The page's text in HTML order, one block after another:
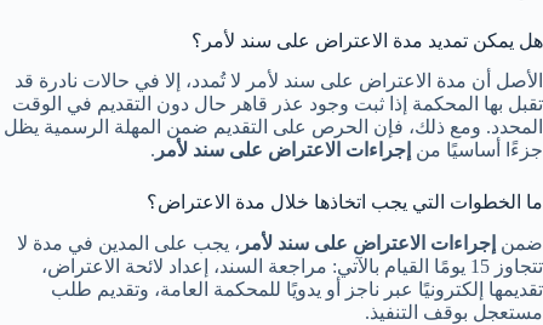
هل يمكن تمديد مدة الاعتراض على سند لأمر؟
الأصل أن مدة الاعتراض على سند لأمر لا تُمدد، إلا في حالات نادرة قد
تقبل بها المحكمة إذا ثبت وجود عذر قاهر حال دون التقديم في الوقت
المحدد. ومع ذلك، فإن الحرص على التقديم ضمن المهلة الرسمية يظل
جزءًا أساسيًا من إجراءات الاعتراض على سند لأمر .
ما الخطوات التي يجب اتخاذها خلال مدة الاعتراض؟
ضمن إجراءات الاعتراض على سند لأمر ، يجب على المدين في مدة لا
تتجاوز 15 يومًا القيام بالآتي: مراجعة السند، إعداد لائحة الاعتراض،
تقديمها إلكترونيًا عبر ناجز أو يدويًا للمحكمة العامة، وتقديم طلب
مستعجل بوقف التنفيذ.